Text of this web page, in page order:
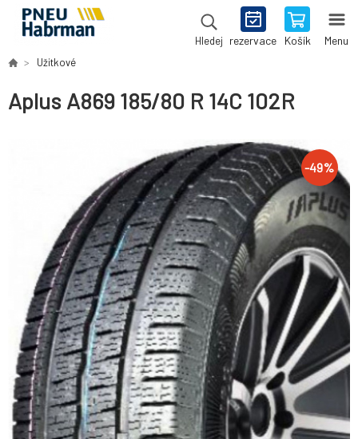
Hledej rezervace Košík Menu
Užitkové
Aplus A869 185/80 R 14C 102R
-49%